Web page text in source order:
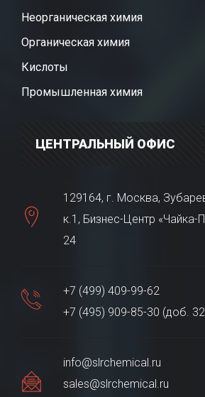
Неорганическая химия
Органическая химия
Кислоты
Промышленная химия
ЦЕНТРАЛЬНЫЙ ОФИС
129164, г. Москва,
к.1, Бизнес-Центр
24
+7 (499) 409-99-62
+7 (495) 909-85-30 (доб.
info@slrchemical.ru
sales@slrchemical.ru